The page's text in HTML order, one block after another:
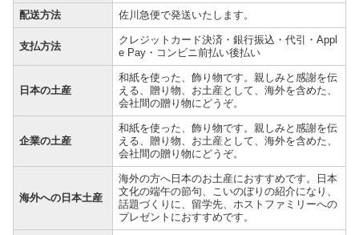
配送方法 佐川急便で発送いたします。
支払方法
クレジットカード決済・銀行振込・代引・Appl
e Pay・コンビニ前払い後払い
日本の土産
和紙を使った、飾り物です。親しみと感謝を伝
える、贈り物、お土産として、海外を含めた、
会社間の贈り物にどうぞ。
企業の土産
和紙を使った、飾り物です。親しみと感謝を伝
える、贈り物、お土産として、海外を含めた、
会社間の贈り物にどうぞ。
海外への日本土産
海外の方へ日本のお土産におすすめです。日本
文化の端午の節句、こいのぼりの紹介になり、
話題づくりに、留学先、ホストファミリーへの
プレゼントにおすすめです。